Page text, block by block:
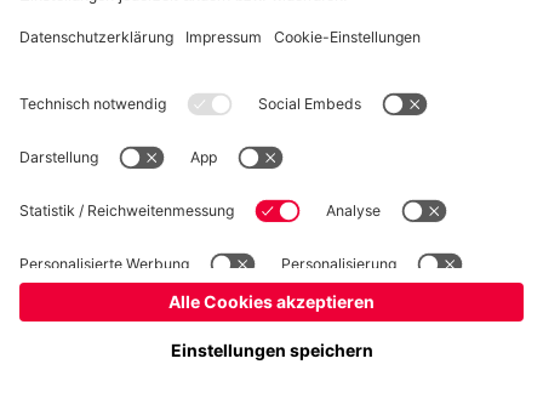
Impressum Datenschutz Nutzungsbedingungen Barrierefreiheit